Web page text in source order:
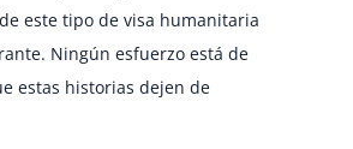
este tipo de visa humanitaria
Ningún esfuerzo está de
estas historias dejen de